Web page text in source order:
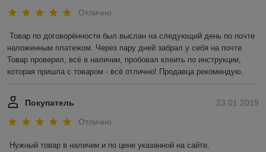
Отлично
Товар по договорённости был выслан на следующий день по почте
наложенным платежом. Через пару дней забрал у себя на почте.
Товар проверил, всё в наличии, пробовал клеить по инструкции,
которая пришла с товаром - всё отлично! Продавца рекомендую.
23.01.2019
Покупатель
Отлично
Нужный товар в наличии и по цене указанной на сайте.